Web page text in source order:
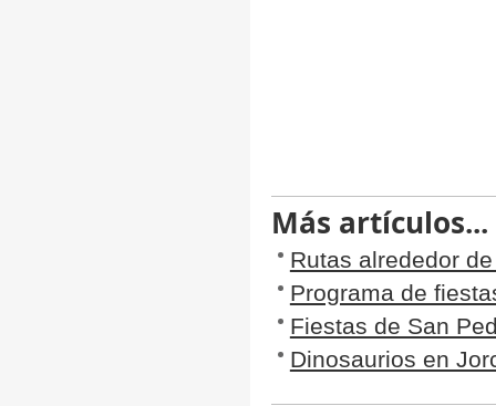
Más artículos...
Rutas alrededor
Programa de
Fiestas de San
Dinosaurios en